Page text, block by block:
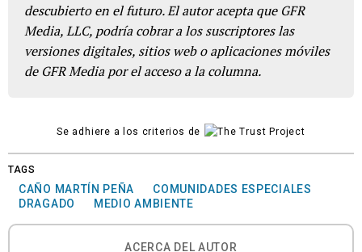
descubierto en el futuro. El autor acepta que GFR
Media, LLC, podría cobrar a los suscriptores las
versiones digitales, sitios web o aplicaciones móviles
de GFR Media por el acceso a la columna.
Se adhiere a los criterios de
TAGS
CAÑO MARTÍN PEÑA
COMUNIDADES ESPECIALES
DRAGADO
MEDIO AMBIENTE
ACERCA DEL AUTOR